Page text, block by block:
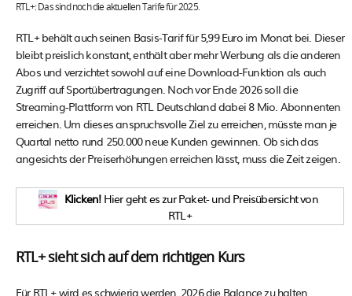
RTL+: Das sind noch die aktuellen Tarife für 2025.
RTL+ behält auch seinen Basis-Tarif für 5,99 Euro im Monat bei. Dieser
bleibt preislich konstant, enthält aber mehr Werbung als die anderen
Abos und verzichtet sowohl auf eine Download-Funktion als auch
Zugriff auf Sportübertragungen. Noch vor Ende 2026 soll die
Streaming-Plattform von RTL Deutschland dabei 8 Mio. Abonnenten
erreichen. Um dieses anspruchsvolle Ziel zu erreichen, müsste man je
Quartal netto rund 250.000 neue Kunden gewinnen. Ob sich das
angesichts der Preiserhöhungen erreichen lässt, muss die Zeit zeigen.
Klicken!Hier geht es zur Paket- und Preisübersicht von
RTL+
RTL+ sieht sich auf dem richtigen Kurs
Für RTL+ wird es schwierig werden, 2026 die Balance zu halten.